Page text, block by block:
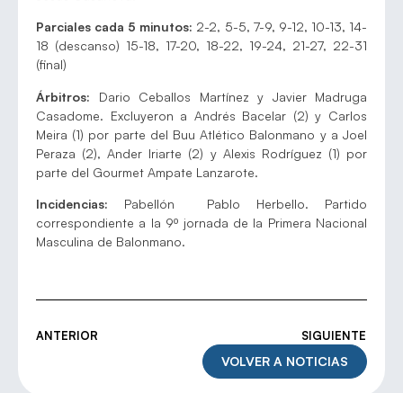
Parciales cada 5 minutos: 2-2, 5-5, 7-9, 9-12, 10-13, 14-
18 (descanso) 15-18, 17-20, 18-22, 19-24, 21-27, 22-31
(final)
Árbitros: Dario Ceballos Martínez y Javier Madruga
Casadome. Excluyeron a Andrés Bacelar (2) y Carlos
Meira (1) por parte del Buu Atlético Balonmano y a Joel
Peraza (2), Ander Iriarte (2) y Alexis Rodríguez (1) por
parte del Gourmet Ampate Lanzarote.
Incidencias: Pabellón Pablo Herbello. Partido
correspondiente a la 9º jornada de la Primera Nacional
Masculina de Balonmano.
ANTERIOR SIGUIENTE
VOLVER A NOTICIAS